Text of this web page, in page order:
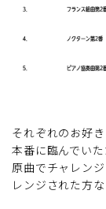
それぞれのお好
本番に臨んでい
原曲でチャレン
レンジされた方